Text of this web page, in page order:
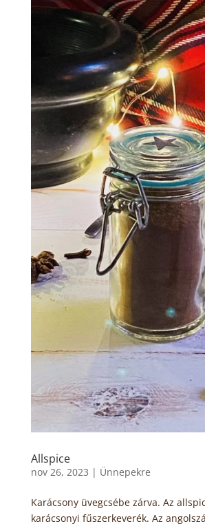
Allspice
nov 26, 2023 | Ünnepekre
Karácsony üvegcsébe zárva. Az
karácsonyi fűszerkeverék. Az